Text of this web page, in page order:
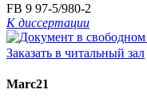
FB 9 97-5/980-2
К диссертации
Заказать в читальный зал
Marc21